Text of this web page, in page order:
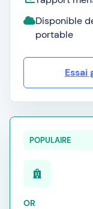
Disponible
portable
POPULAIRE
OR